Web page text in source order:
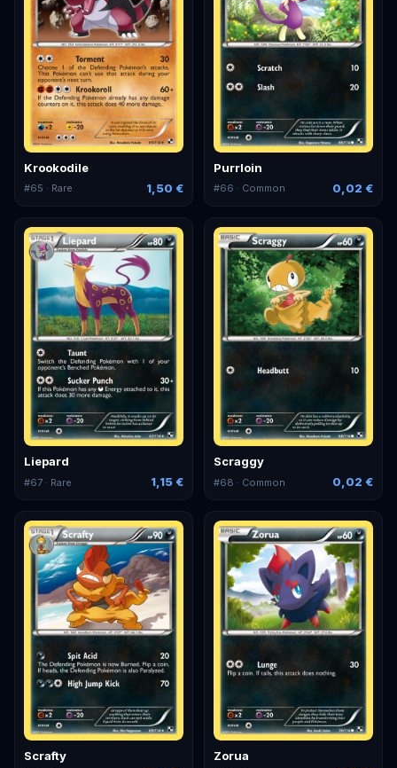
Krookodile
#65 · Rare 1,50 €
Purrloin
#66 · Common 0,02 €
Liepard
#67 · Rare 1,15 €
Scraggy
#68 · Common 0,02 €
Scrafty Zorua